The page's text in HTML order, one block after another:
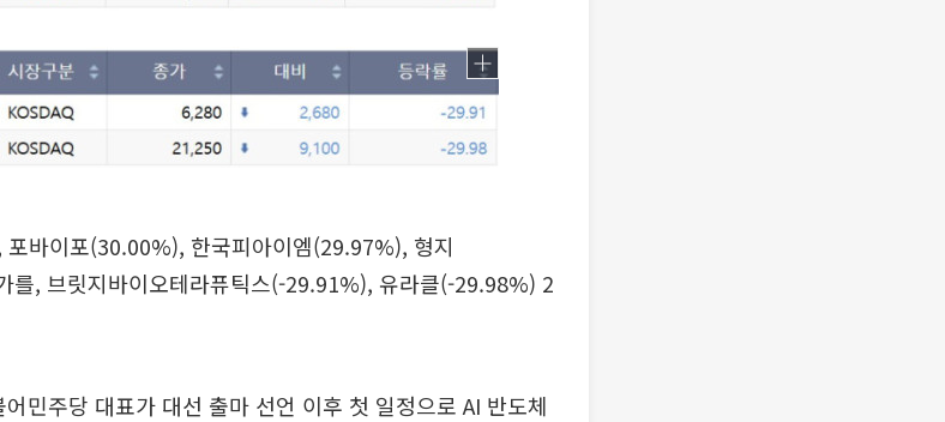
바이포(30.00%), 한국피아이엠(29.97%), 형지
를, 브릿지바이오테라퓨틱스(-29.91%), 유라클(-29.98%) 2
민주당 대표가 대선 출마 선언 이후 첫 일정으로 AI 반도체